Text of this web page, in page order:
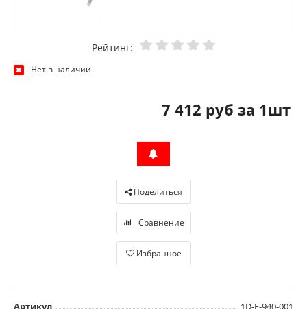
Рейтинг:
Нет в наличии
7 412 руб за 1шт
Поделиться
Сравнение
Избранное
Артикул 1D-F-940-001